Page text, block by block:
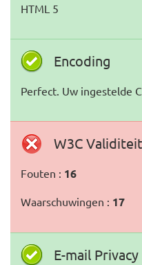
HTML 5
Encoding
Perfect. Uw ingestelde
W3C Validiteit
Fouten : 16
Waarschuwingen : 17
E-mail Privacy